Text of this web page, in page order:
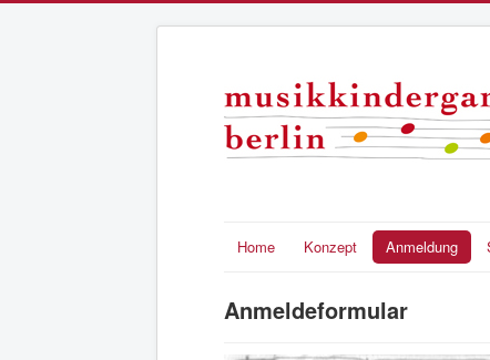
Home Konzept Anmeldung
Anmeldeformular